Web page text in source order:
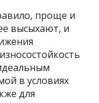
проще и
высыхают, и
в условиях
для